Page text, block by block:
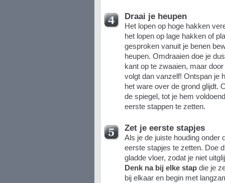
Draai je heupen
Het lopen op hoge hakken
het lopen op lage hakken of
gesproken vanuit je benen
heupen. Omdraaien doe je
kant op te zwaaien, maar door
volgt dan vanzelf! Ontspan je
het ware over de grond glijdt.
de spiegel, tot je hem
eerste stappen te zetten.
Zet je eerste stapjes
Als je de juiste houding onder
eerste stapjes te zetten. Doe
gladde vloer, zodat je niet
Denk na bij elke stapdie je
bij elkaar en begin met